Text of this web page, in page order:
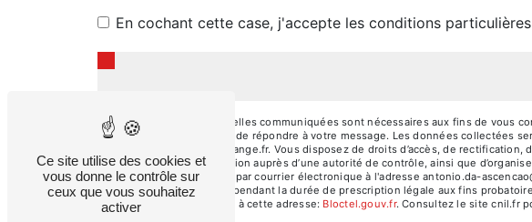
En cochant cette case, j'accepte les conditions
** Les données personnelles communiquées sont nécessaires aux fins de vous
traitants dans le seul but de répondre à votre message. Les données collectées
antonio.da-ascencao@orange.fr. Vous disposez de droits d’accès, de
d’introduire une réclamation auprès d’une autorité de contrôle, ainsi que
Malbec, 46140 Caillac ou par courrier électronique à l'adresse antonio.da-
de prise de contact puis pendant la durée de prescription légale aux fins
téléphonique, disponible à cette adresse:
Bloctel.gouv.fr. Consultez le site cnil.fr
Ce site utilise des cookies et
vous donne le contrôle sur
ceux que vous souhaitez
activer